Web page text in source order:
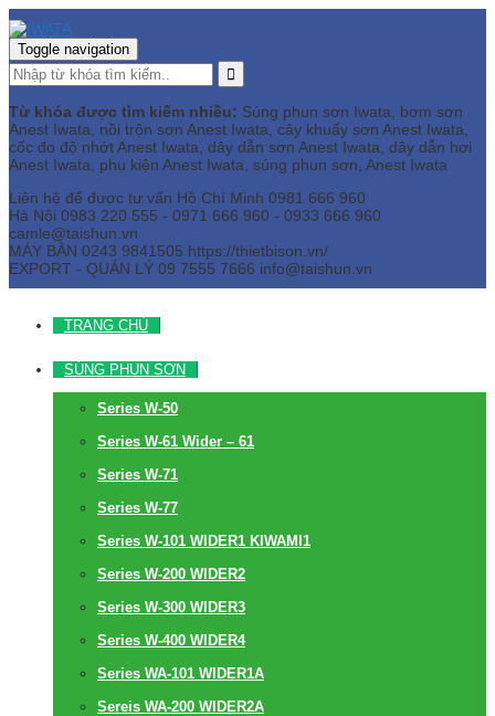
Toggle navigation
Từ khóa được tìm kiếm nhiều: Súng phun sơn Iwata, bơm sơn
Anest Iwata, nồi trộn sơn Anest Iwata, cây khuấy sơn Anest Iwata,
cốc đo độ nhớt Anest Iwata, dây dẫn sơn Anest Iwata, dây dẫn hơi
Anest Iwata, phụ kiện Anest Iwata, súng phun sơn, Anest Iwata
Liên hệ để được tư vấn Hồ Chí Minh 0981 666 960
Hà Nội 0983 220 555 - 0971 666 960 - 0933 666 960
camle@taishun.vn
MÁY BÀN 0243 9841505 https://thietbison.vn/
EXPORT - QUẢN LÝ 09 7555 7666 info@taishun.vn
TRANG CHỦ
SÚNG PHUN SƠN
Series W-50
Series W-61 Wider – 61
Series W-71
Series W-77
Series W-101 WIDER1 KIWAMI1
Series W-200 WIDER2
Series W-300 WIDER3
Series W-400 WIDER4
Series WA-101 WIDER1A
Sereis WA-200 WIDER2A